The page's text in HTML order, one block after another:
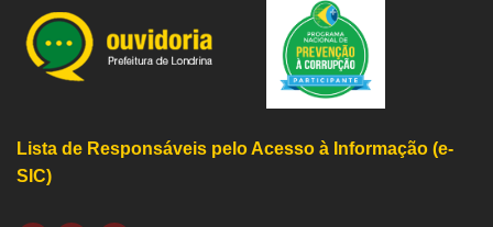
Lista de Responsáveis pelo Acesso à Informação (e-
SIC)